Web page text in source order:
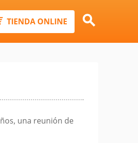
TIENDA ONLINE Buscar:
una reunión de